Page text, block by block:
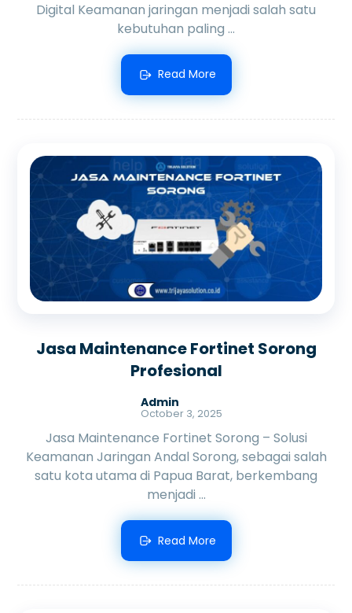
Digital Keamanan jaringan menjadi salah satu
kebutuhan paling ...
Read More
Jasa Maintenance Fortinet Sorong
Profesional
Admin
October 3, 2025
Jasa Maintenance Fortinet Sorong – Solusi
Keamanan Jaringan Andal Sorong, sebagai salah
satu kota utama di Papua Barat, berkembang
menjadi ...
Read More